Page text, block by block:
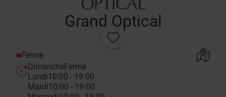
Grand Optical
Fermé
DimancheFermé
Lundi10:00 - 19:00
Mardi10:00 - 19:00